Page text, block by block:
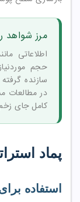
مرز شواهد
اطلاعاتی
حجم
سازنده
در مطالعات
کامل جای
پماد
استفاده